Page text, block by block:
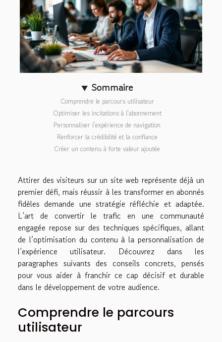
Sommaire
Comprendre le parcours utilisateur
Optimiser les incitations à l’abonnement
Personnaliser l’expérience de navigation
Renforcer la crédibilité et la confiance
Créer un contenu à forte valeur ajoutée
Attirer des visiteurs sur un site web représente déjà un
premier défi, mais réussir à les transformer en abonnés
fidèles demande une stratégie réfléchie et adaptée.
L’art de convertir le trafic en une communauté
engagée repose sur des techniques spécifiques, allant
de l’optimisation du contenu à la personnalisation de
l’expérience utilisateur. Découvrez dans les
paragraphes suivants des conseils concrets, pensés
pour vous aider à franchir ce cap décisif et durable
dans le développement de votre audience.
Comprendre le parcours
utilisateur